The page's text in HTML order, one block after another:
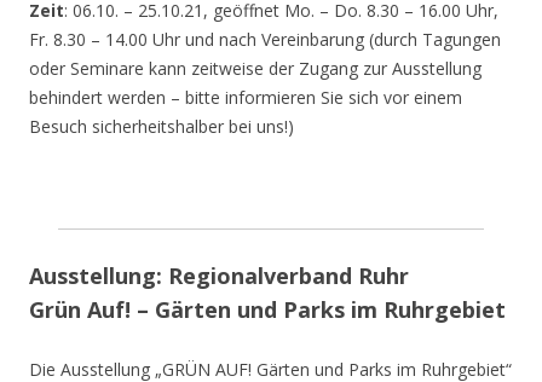
Zeit: 06.10. – 25.10.21, geöffnet Mo. – Do. 8.30 – 16.00 Uhr,
Fr. 8.30 – 14.00 Uhr und nach Vereinbarung (durch Tagungen
oder Seminare kann zeitweise der Zugang zur Ausstellung
behindert werden – bitte informieren Sie sich vor einem
Besuch sicherheitshalber bei uns!)
Ausstellung: Regionalverband Ruhr
Grün Auf! – Gärten und Parks im Ruhrgebiet
Die Ausstellung „GRÜN AUF! Gärten und Parks im Ruhrgebiet“